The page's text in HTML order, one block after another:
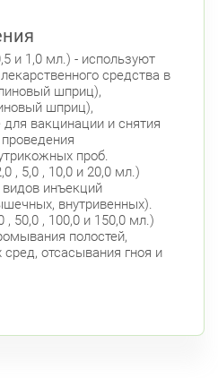
и 1,0 мл.) - используют
средства в
шприц),
шприц),
вакцинации и снятия
проб.
, 5,0 , 10,0 и 20,0 мл.)
инъекций
внутривенных).
50,0 , 100,0 и 150,0 мл.)
полостей,
отсасывания гноя и